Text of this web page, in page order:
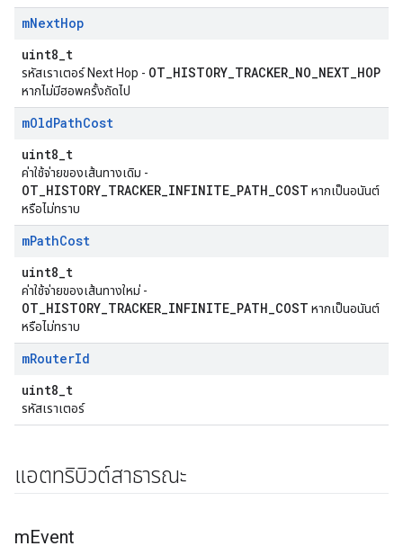
mNextHop
uint8_t
รหัสเราเตอร์ Next Hop - OT_HISTORY_TRACKER_NO_NEXT_HOP
หากไม่มีฮอพครั้งถัดไป
mOldPathCost
uint8_t
ค่าใช้จ่ายของเส้นทางเดิม -
OT_HISTORY_TRACKER_INFINITE_PATH_COST หากเป็นอนันต์
หรือไม่ทราบ
mPathCost
uint8_t
ค่าใช้จ่ายของเส้นทางใหม่ -
OT_HISTORY_TRACKER_INFINITE_PATH_COST หากเป็นอนันต์
หรือไม่ทราบ
mRouterId
uint8_t
รหัสเราเตอร์
แอตทริบิวต์สาธารณะ
mEvent